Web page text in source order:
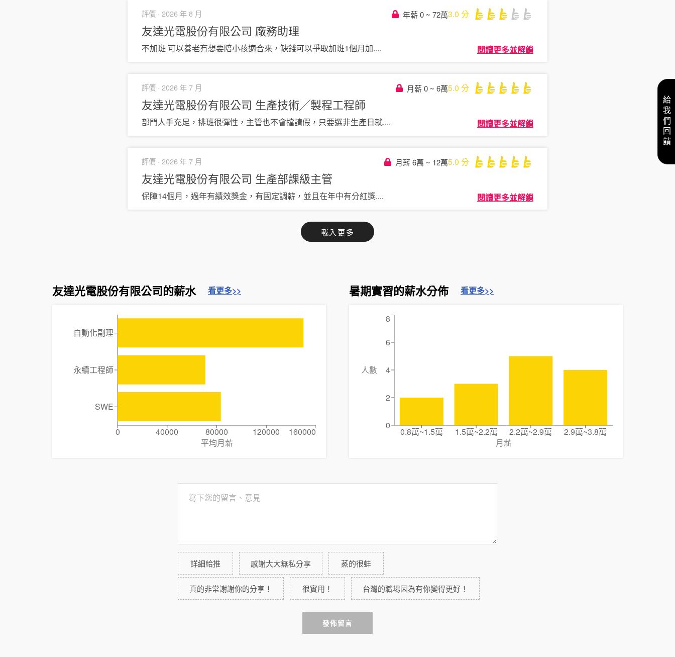
評價 · 2026 年 8 月 年薪 0 ~ 72萬3.0 分
友達光電股份有限公司 廠務助理
不加班 可以養老有想要陪小孩適合來，缺錢可以爭取加班1個月加.... 閱讀更多並解鎖
評價 · 2026 年 7 月 月薪 0 ~ 6萬5.0 分
友達光電股份有限公司 生產技術╱製程工程師
部門人手充足，排班很彈性，主管也不會擋請假，只要選非生產日就.... 閱讀更多並解鎖
評價 · 2026 年 7 月 月薪 6萬 ~ 12萬5.0 分
友達光電股份有限公司 生產部課級主管
保障14個月，過年有績效獎金，有固定調薪，並且在年中有分紅獎.... 閱讀更多並解鎖
載入更多
友達光電股份有限公司的薪水 看更多>>
0 40000 80000 120000
160000
平均月薪
自動化副理
永續工程師
SWE
暑期實習的薪水分佈 看更多>>
0.8萬~1.5萬 1.5萬~2.2萬 2.2萬~2.9萬
2.9萬~3.8萬
月薪
0
2
4
6
8
人數
詳細給推 感謝大大無私分享 蒸的很蚌
真的非常謝謝你的分享！ 很實用！ 台灣的職場因為有你變得更好！
發佈留言
給我們回饋